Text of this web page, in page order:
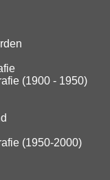
(1900 - 1950)
(1950-2000)